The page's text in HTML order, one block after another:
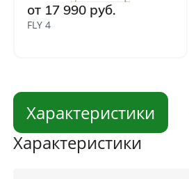
от 17 990 руб.
FLY 4
Характеристики
Характеристики